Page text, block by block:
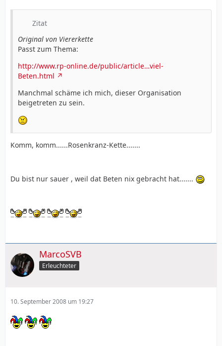
Zitat
Original von Viererkette
Passt zum Thema:
http://www.rp-online.de/public/article…viel-
Beten.html
Manchmal schäme ich mich, dieser Organisation
beigetreten zu sein.
Komm, komm......Rosenkranz-Kette.......
Du bist nur sauer , weil dat Beten nix gebracht hat.......
MarcoSVB
Erleuchteter
10. September 2008 um 19:27